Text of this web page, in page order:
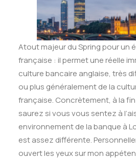
Atout majeur du Spring pour un
française : il permet une réelle
culture bancaire anglaise, très
ou plus généralement de la
française. Concrètement, à la
saurez si vous vous sentez à
environnement de la banque à
est assez différente.
ouvert les yeux sur mon